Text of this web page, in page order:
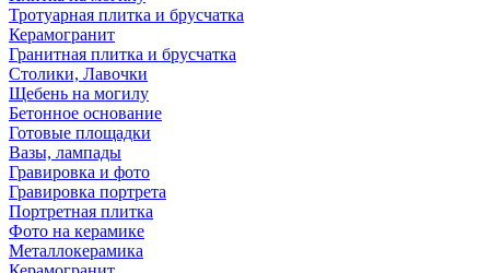
Тротуарная плитка и брусчатка
Керамогранит
Гранитная плитка и брусчатка
Столики, Лавочки
Щебень на могилу
Бетонное основание
Готовые площадки
Вазы, лампады
Гравировка и фото
Гравировка портрета
Портретная плитка
Фото на керамике
Металлокерамика